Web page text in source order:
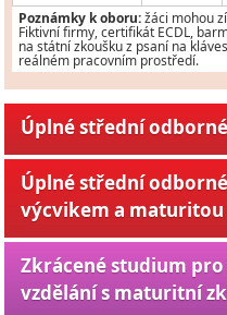
Poznámky k oboru:žáci mohou
Fiktivní firmy, certifikát ECDL,
na státní zkoušku z psaní na
reálném pracovním prostředí.
Úplné střední
Úplné střední
výcvikem a maturitou
Zkrácené studium
vzdělání s maturitní